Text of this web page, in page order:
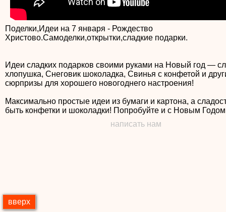
Поделки,Идеи на 7 января - Рождество
Христово.Самоделки,открытки,сладкие подарки.
Идеи сладких подарков своими руками на Новый год —
хлопушка, Снеговик шоколадка, Свинья с конфетой и
сюрпризы для хорошего новогоднего настроения!
Максимально простые идеи из бумаги и картона, а
написать нам
вверх